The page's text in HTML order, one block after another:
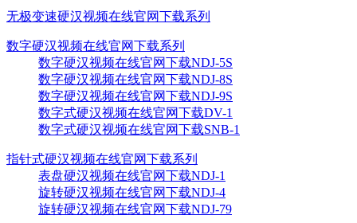
无极变速硬汉视频在线官网下载系列
数字硬汉视频在线官网下载系列
数字硬汉视频在线官网下载NDJ-5S
数字硬汉视频在线官网下载NDJ-8S
数字硬汉视频在线官网下载NDJ-9S
数字式硬汉视频在线官网下载DV-1
数字式硬汉视频在线官网下载SNB-1
指针式硬汉视频在线官网下载系列
表盘硬汉视频在线官网下载NDJ-1
旋转硬汉视频在线官网下载NDJ-4
旋转硬汉视频在线官网下载NDJ-79